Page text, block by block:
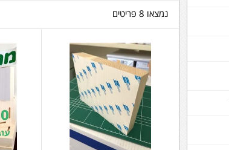
נמצאו 8 פריטים